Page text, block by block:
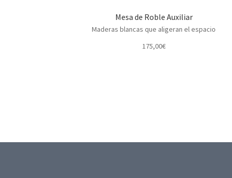
Mesa de Roble Auxiliar
Maderas blancas que aligeran el espacio
175,00€